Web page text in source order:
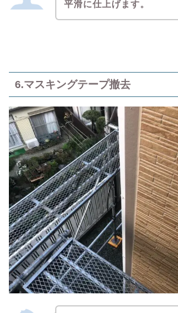
平滑に仕上げます。
6.マスキングテープ撤去